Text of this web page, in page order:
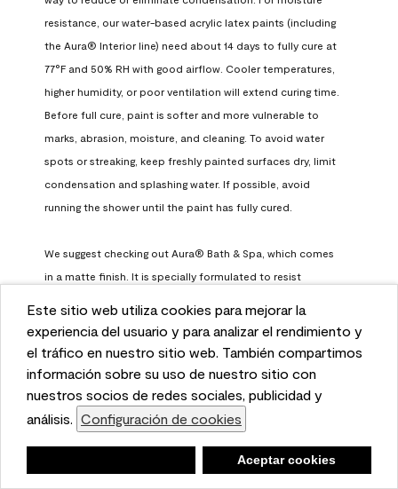
This website uses cookies to enhance user experience
and to analyze performance and traffic on our website.
We also share information about your use of our site
with our social media, advertising, and analytics
partners. Cookie Settings
Accept Cookies
Este sitio web utiliza cookies para mejorar la
experiencia del usuario y para analizar el rendimiento y
el tráfico en nuestro sitio web. También compartimos
información sobre su uso de nuestro sitio con
nuestros socios de redes sociales, publicidad y
análisis. Configuración de cookies
Aceptar cookies
resistance, our water-based acrylic latex paints (including
the Aura® Interior line) need about 14 days to fully cure at
77°F and 50% RH with good airflow. Cooler temperatures,
higher humidity, or poor ventilation will extend curing time.
Before full cure, paint is softer and more vulnerable to
marks, abrasion, moisture, and cleaning. To avoid water
spots or streaking, keep freshly painted surfaces dry, limit
condensation and splashing water. If possible, avoid
running the shower until the paint has fully cured.
We suggest checking out Aura® Bath & Spa, which comes
in a matte finish. It is specially formulated to resist
have enough time to fully cure before being exposed to
https://www.benjaminmoore.com/en-us/interior-exterior-
paints-stains/product-catalog/abs/aura-bath-and-spa-
paint
Benjamin Moore Support